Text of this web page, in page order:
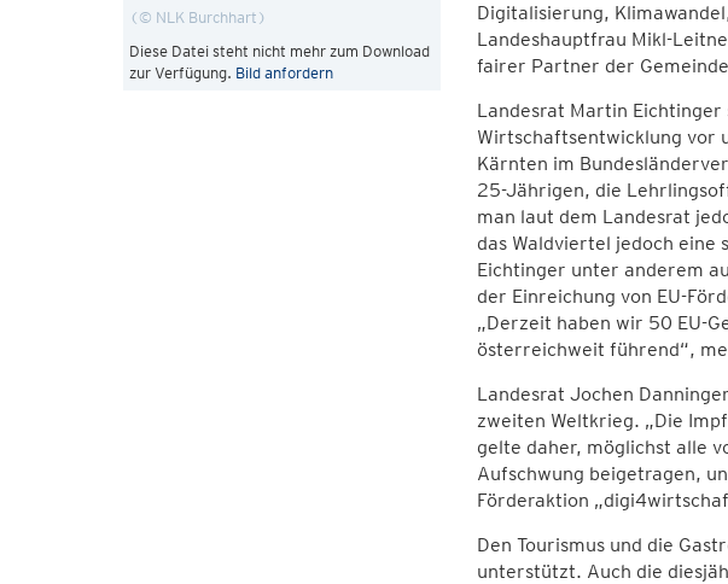
© NLK Burchhart
Diese Datei steht nicht mehr zum Download
zur Verfügung. Bild anfordern
Digitalisierung,
Landeshauptfrau Mikl-
fairer Partner der
Landesrat Martin
Wirtschaftsentwicklung vor
Kärnten im
25-Jährigen, die
man laut dem Landesrat
das Waldviertel jedoch
Eichtinger unter anderem
der Einreichung von EU-
„Derzeit haben wir 50 EU-
österreichweit führend“,
Landesrat Jochen
zweiten Weltkrieg. „Die
gelte daher, möglichst alle
Aufschwung beigetragen,
Förderaktion
Den Tourismus und die
unterstützt. Auch die